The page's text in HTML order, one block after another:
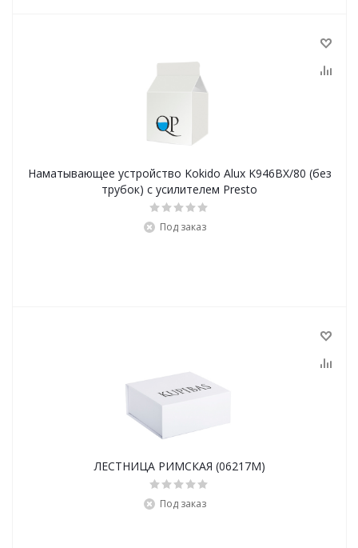
Наматывающее устройство Kokido Alux K946BX/80 (без
трубок) с усилителем Presto
Под заказ
ЛЕСТНИЦА РИМСКАЯ (06217M)
Под заказ